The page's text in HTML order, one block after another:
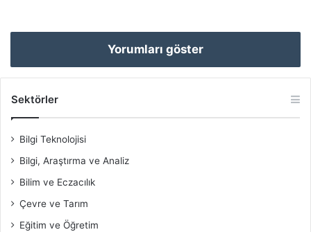
Yorumları göster
Sektörler
Bilgi Teknolojisi
Bilgi, Araştırma ve Analiz
Bilim ve Eczacılık
Çevre ve Tarım
Eğitim ve Öğretim